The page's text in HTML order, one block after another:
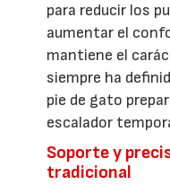
para reducir los
aumentar el
mantiene el
siempre ha
pie de gato
escalador
Soporte y
tradicional